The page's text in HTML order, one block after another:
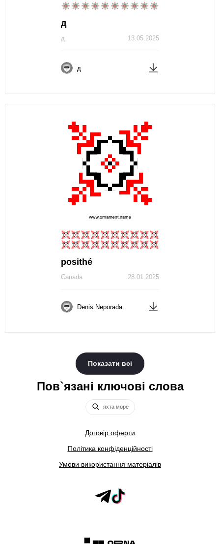
д
13.05.2025
д
д
posithé
28.01.2025
Canada
Denis Neporada
Показати всі
Пов`язані ключові слова
яхта море
Договір оферти
Політика конфіденційності
Умови використання матеріалів